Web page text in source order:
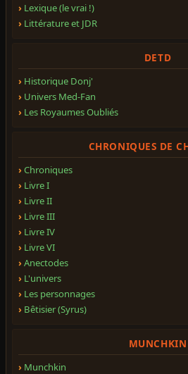
Lexique (le vrai !)
Littérature et JDR
DETD
Historique Donj'
Univers Med-Fan
Les Royaumes Oubliés
CHRONIQUES DE
Chroniques
Livre I
Livre II
Livre III
Livre IV
Livre VI
Anectodes
L'univers
Les personnages
Bêtisier (Syrus)
MUNCHKIN
Munchkin